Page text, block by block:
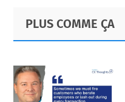
Primary
Sidebar
Footer
PLUS COMME ÇA